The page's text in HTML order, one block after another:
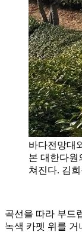
바다전망대
본 대한다원
쳐진다. 김희
곡선을 따라 부드
녹색 카펫 위를